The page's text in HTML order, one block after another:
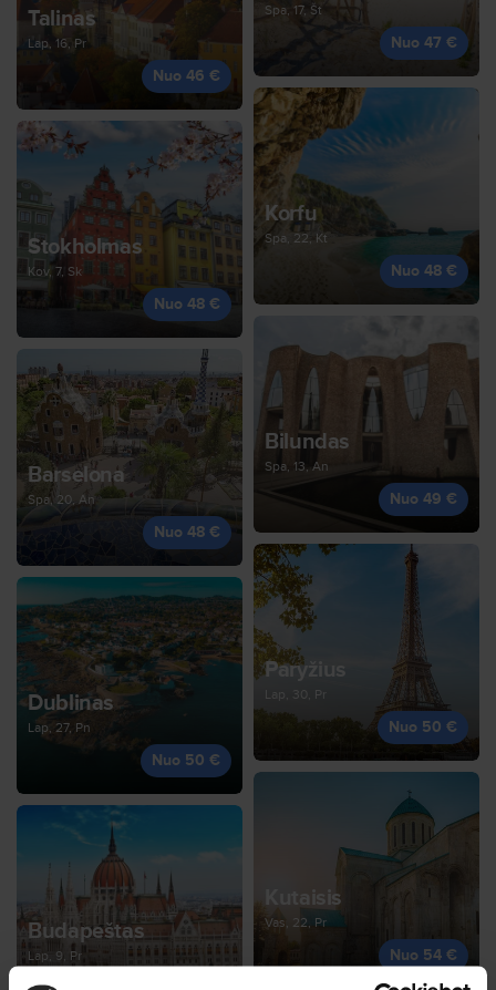
Talinas
Lap, 16, Pr
Nuo 46 €
Spa, 17, Št
Nuo 47 €
Stokholmas
Kov, 7, Sk
Nuo 48 €
Korfu
Spa, 22, Kt
Nuo 48 €
Barselona
Spa, 20, An
Nuo 48 €
Bilundas
Spa, 13, An
Nuo 49 €
Dublinas
Lap, 27, Pn
Nuo 50 €
Paryžius
Lap, 30, Pr
Nuo 50 €
Budapeštas
Lap, 9, Pr
Kutaisis
Vas, 22, Pr
Nuo 54 €